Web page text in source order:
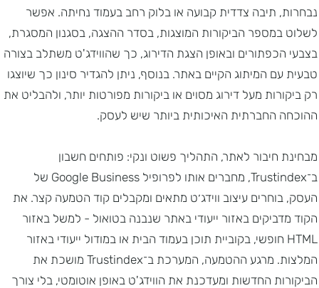
נבחרות, תיבה צדדית קבועה או בלוק רחב בעמוד נחיתה. אפשר
לשלוט במספר הביקורות המוצגות, בסדר ההצגה, בסגנון המסגרת,
בצבעי הכפתורים ובאופן הצגת הדירוג, כך שהווידג'ט משתלב בצורה
טבעית עם המיתוג הקיים באתר. בנוסף, ניתן להגדיר סינון כך שיוצגו
רק ביקורות מעל דירוג מסוים או ביקורות מפורטות יותר, ולהבליט את
ההוכחה החברתית האיכותית ביותר שיש לעסק.
מבחינת חיבור לאתר, התהליך פשוט ונקי: פותחים חשבון
ב־Trustindex, מחברים אותו לפרופיל Google Business של
העסק, בוחרים עיצוב ווידג׳ט מתאים ומקבלים קוד הטמעה קצר. את
הקוד מדביקים באזור ייעודי באתר שנבנה בטואול - למשל באזור
HTML חופשי, בקוביית תוכן בעמוד הבית או במודול ייעודי באזור
המלצות. מרגע ההטמעה, המערכת ב־Trustindex מושכת את
הביקורות החדשות ומעדכנת את הווידג'ט באופן אוטומטי, בלי צורך